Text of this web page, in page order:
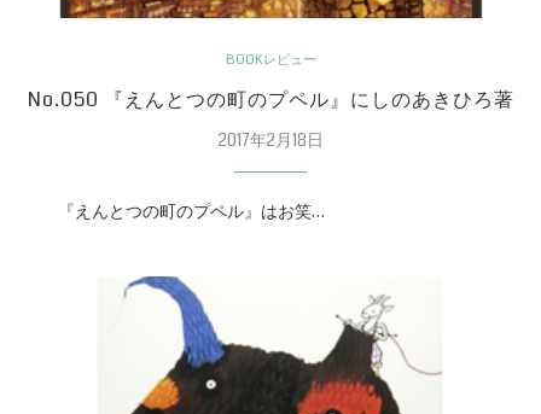
BOOKレビュー
No.050 『えんとつの町のプペル』にしのあきひろ著
2017年2月18日
『えんとつの町のプペル』はお笑…